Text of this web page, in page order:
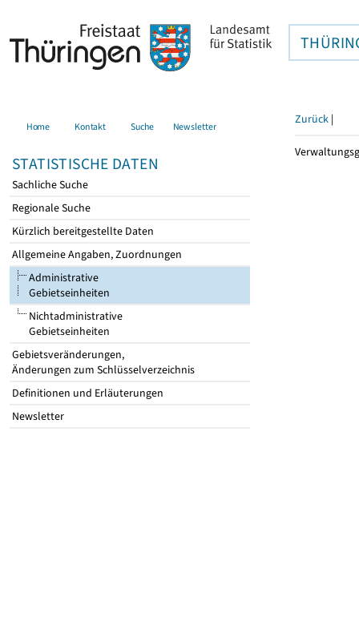
Home Kontakt Suche Newsletter
STATISTISCHE DATEN
Sachliche Suche
Regionale Suche
Kürzlich bereitgestellte Daten
Allgemeine Angaben, Zuordnungen
Administrative
Gebietseinheiten
Nichtadministrative
Gebietseinheiten
Gebietsveränderungen,
Änderungen zum Schlüsselverzeichnis
Definitionen und Erläuterungen
Newsletter
Zurück |